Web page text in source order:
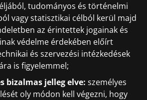
tudományos és történelmi
vagy statisztikai célból kerül majd
az érintettek jogainak és
védelme érdekében előírt
és szervezési intézkedések
is figyelemmel;
bizalmas jelleg elve: személyes
oly módon kell végezni, hogy